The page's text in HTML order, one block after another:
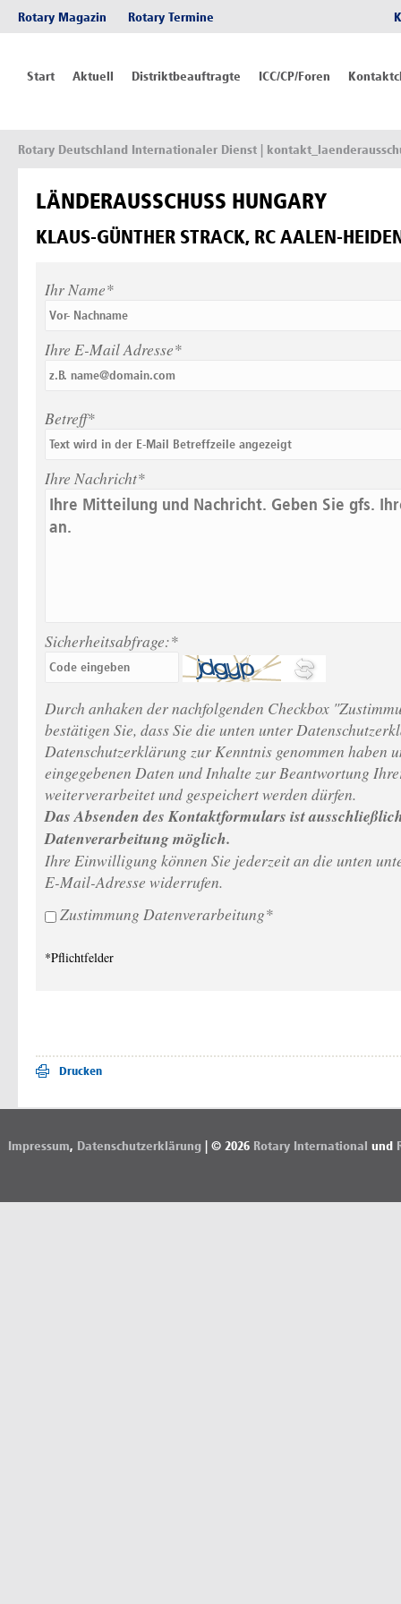
Rotary Magazin Rotary Termine
Start Aktuell Distriktbeauftragte ICC/CP/Foren
Rotary Deutschland Internationaler Dienst |
LÄNDERAUSSCHUSS HUNGARY
KLAUS-GÜNTHER STRACK, RC AALEN-
Ihr Name*
Ihre E-Mail Adresse*
Betreff*
Ihre Nachricht*
Sicherheitsabfrage:*
Durch anhaken der nachfolgenden Checkbox
bestätigen Sie, dass Sie die unten unter
Datenschutzerklärung zur Kenntnis genommen haben
eingegebenen Daten und Inhalte zur Beantwortung
weiterverarbeitet und gespeichert werden dürfen.
Das Absenden des Kontaktformulars ist
Datenverarbeitung möglich.
Ihre Einwilligung können Sie jederzeit an die unten
E-Mail-Adresse widerrufen.
Zustimmung Datenverarbeitung*
*Pflichtfelder
Drucken
Impressum, Datenschutzerklärung | © 2026 Rotary International und